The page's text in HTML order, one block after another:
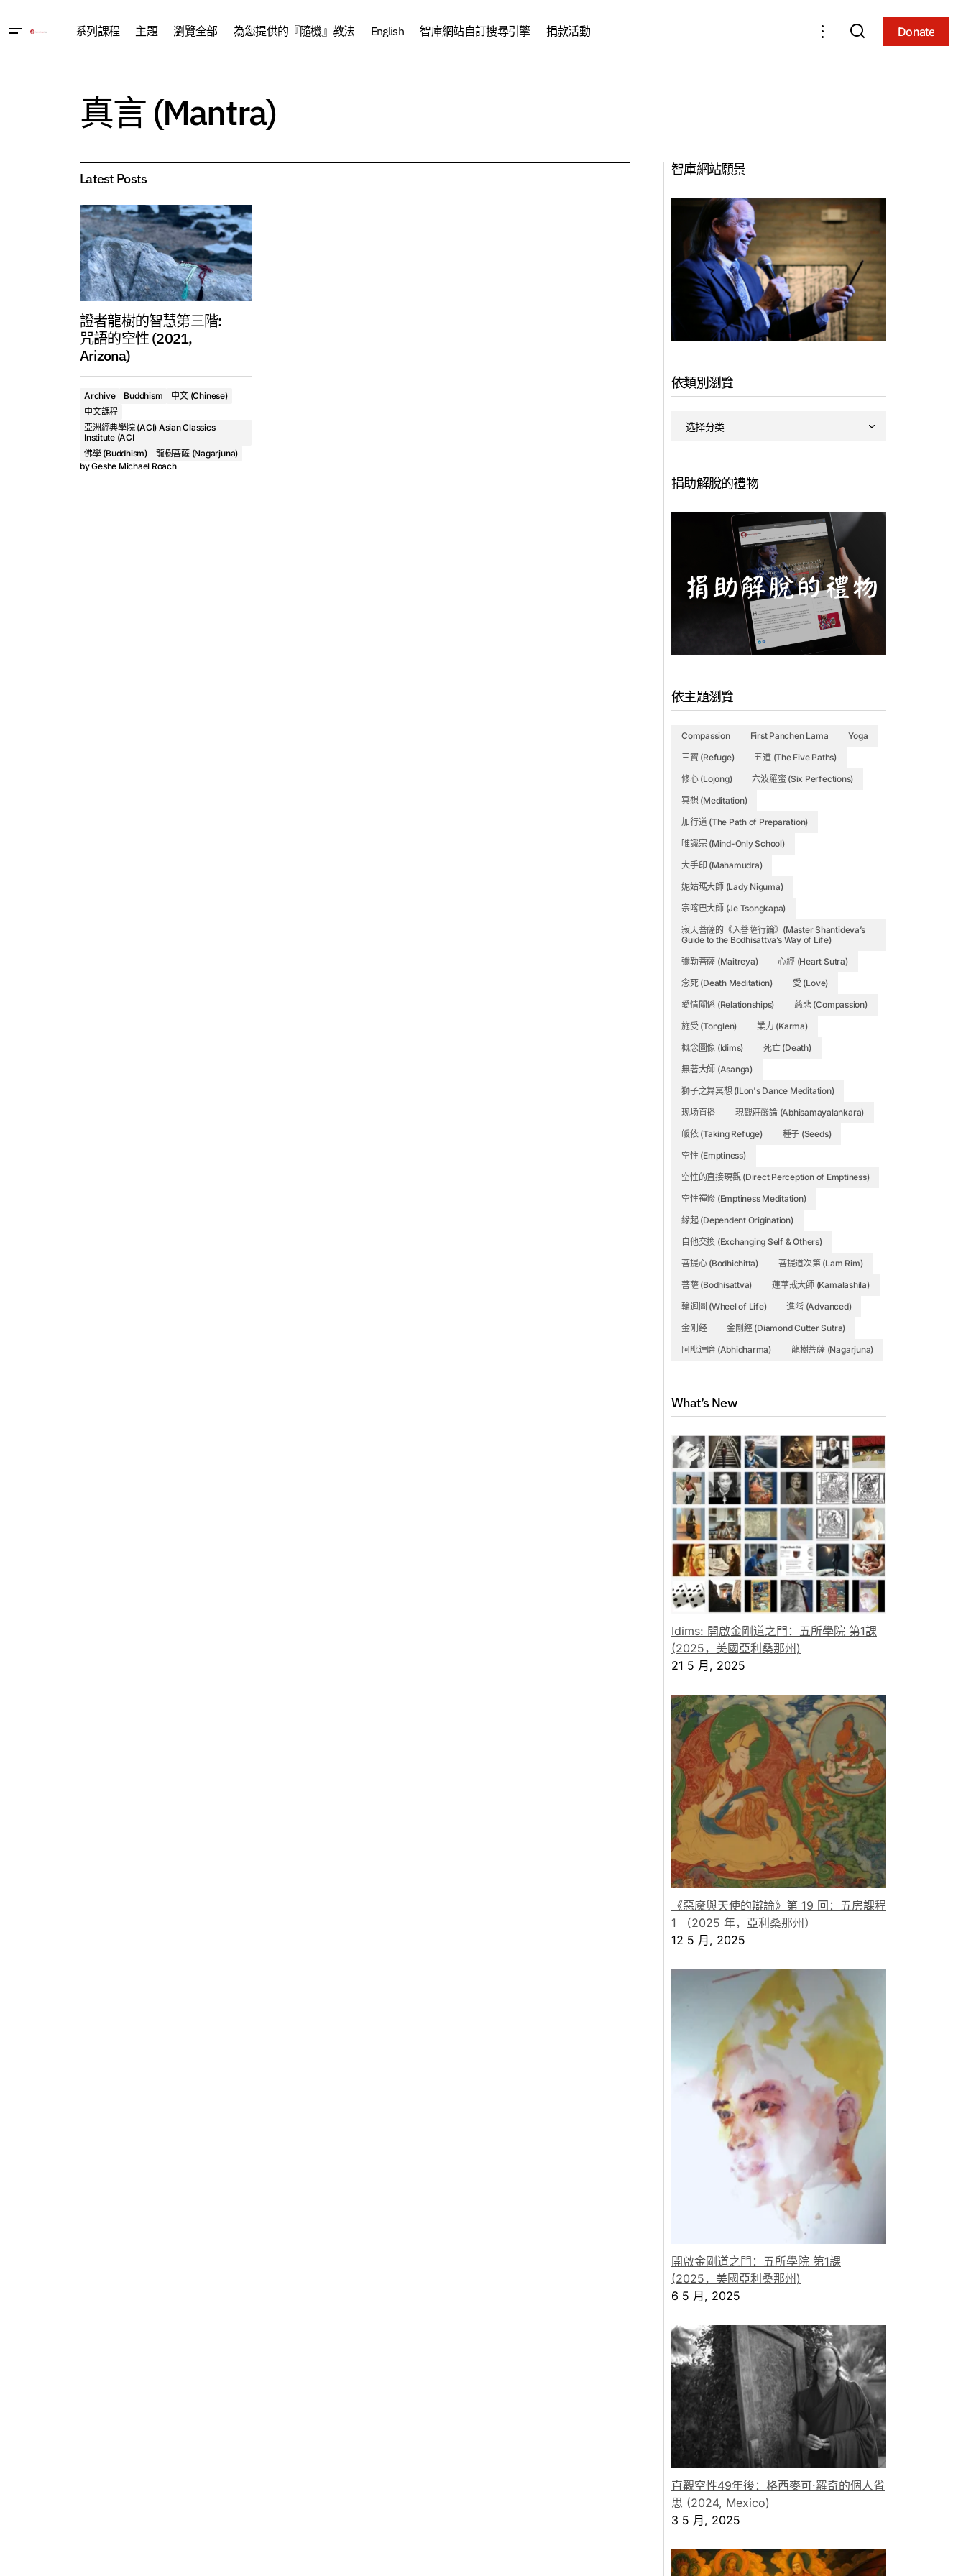
系列課程 主題 瀏覽全部 為您提供的『隨機』教法 English 智庫網站自訂搜尋引擎 捐款活動
Donate
真言 (Mantra)
Latest Posts
證者龍樹的智慧第三階:
咒語的空性 (2021,
Arizona)
Archive Buddhism
中文 (Chinese)
中文課程
亞洲經典學院 (ACI) Asian Classics
Institute (ACI
佛學 (Buddhism)
龍樹菩薩 (Nagarjuna)
byGeshe Michael Roach
智庫網站願景
依類別瀏覽
捐助解脫的禮物
依主題瀏覽
Compassion First Panchen Lama
Yoga
三寶 (Refuge)
五道 (The Five Paths)
修心 (Lojong)
六波羅蜜 (Six Perfections)
冥想 (Meditation)
加行道 (The Path of Preparation)
唯識宗 (Mind-Only School)
大手印 (Mahamudra)
妮姑瑪大師 (Lady Niguma)
宗喀巴大師 (Je Tsongkapa)
寂天菩薩的《入菩薩行論》(Master Shantideva’s
Guide to the Bodhisattva’s Way of Life)
彌勒菩薩 (Maitreya)
心經 (Heart Sutra)
念死 (Death Meditation)
愛 (Love)
愛情關係 (Relationships)
慈悲 (Compassion)
施受 (Tonglen)
業力 (Karma)
概念圖像 (Idims)
死亡 (Death)
無著大師 (Asanga)
獅子之舞冥想 (lLon's Dance Meditation)
现场直播
現觀莊嚴論 (Abhisamayalankara)
皈依 (Taking Refuge)
種子 (Seeds)
空性 (Emptiness)
空性的直接現觀 (Direct Perception of Emptiness)
空性禪修 (Emptiness Meditation)
緣起 (Dependent Origination)
自他交換 (Exchanging Self & Others)
菩提心 (Bodhichitta)
菩提道次第 (Lam Rim)
菩薩 (Bodhisattva)
蓮華戒大師 (Kamalashila)
輪迴圖 (Wheel of Life)
進階 (Advanced)
金刚经
金剛經 (Diamond Cutter Sutra)
阿毗達磨 (Abhidharma)
龍樹菩薩 (Nagarjuna)
What’s New
Idims: 開啟金剛道之門：五所學院 第1課
(2025，美國亞利桑那州)
21 5 月, 2025
《惡魔與天使的辯論》第 19 回：五房課程
1 （2025 年，亞利桑那州）
12 5 月, 2025
開啟金剛道之門：五所學院 第1課
(2025，美國亞利桑那州)
6 5 月, 2025
直觀空性49年後：格西麥可·羅奇的個人省
思 (2024, Mexico)
3 5 月, 2025